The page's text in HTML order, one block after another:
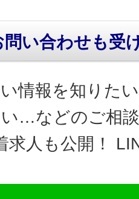
い合わせも受
情報を知りた
…などのご相
求人も公開！